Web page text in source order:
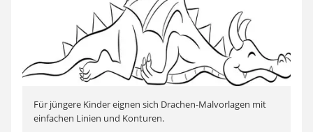
Für jüngere Kinder eignen sich Drachen-Malvorlagen mit
einfachen Linien und Konturen.